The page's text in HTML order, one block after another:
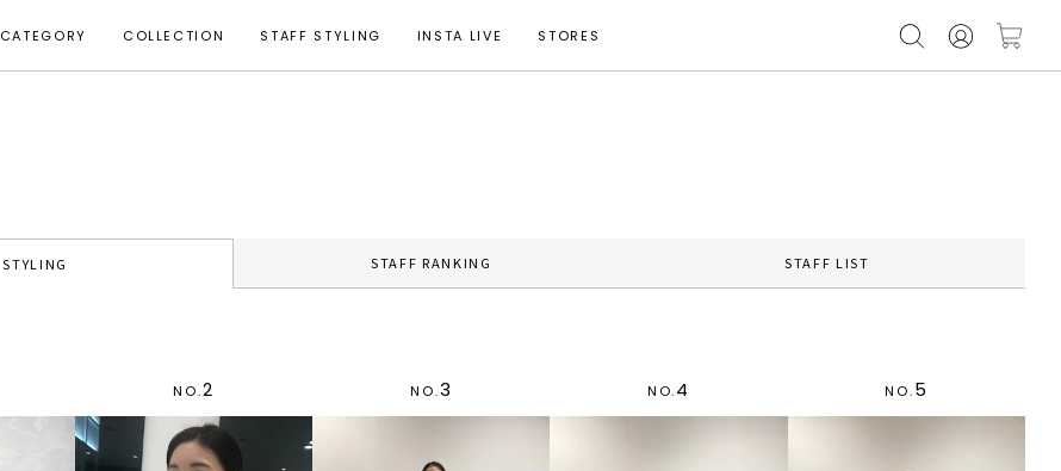
CATEGORY COLLECTION STAFF STYLING INSTA LIVE STORES
STYLING STAFF RANKING STAFF LIST
NO.2 NO.3 NO.4 NO.5